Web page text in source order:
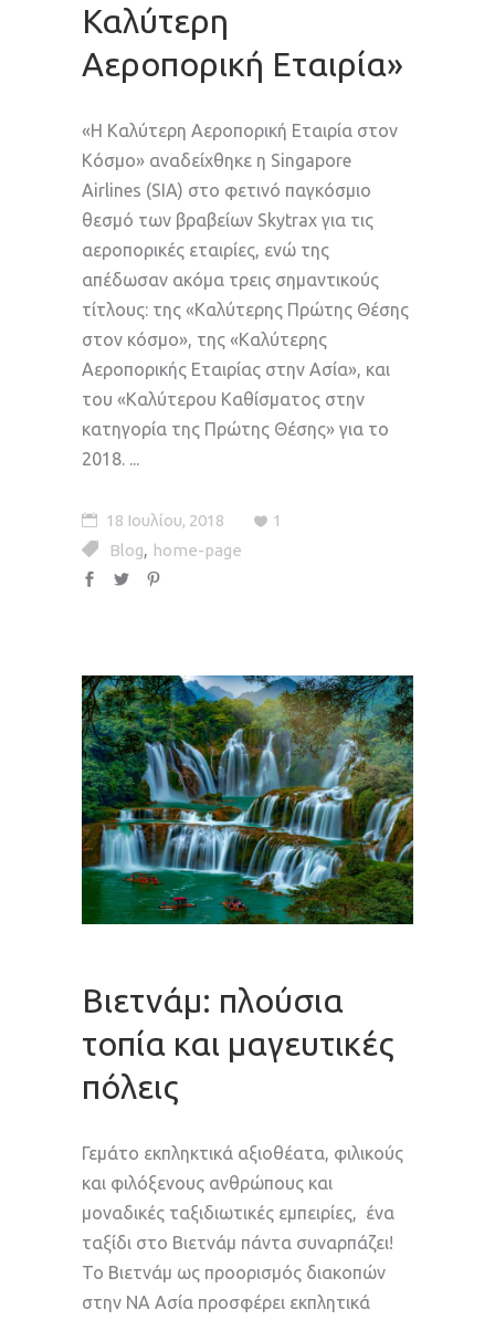
Καλύτερη
Αεροπορική Εταιρία»
«Η Καλύτερη Αεροπορική Εταιρία στον
Κόσμο» αναδείχθηκε η Singapore
Airlines (SIA) στο φετινό παγκόσμιο
θεσμό των βραβείων Skytrax για τις
αεροπορικές εταιρίες, ενώ της
απέδωσαν ακόμα τρεις σημαντικούς
τίτλους: της «Καλύτερης Πρώτης Θέσης
στον κόσμο», της «Καλύτερης
Αεροπορικής Εταιρίας στην Ασία», και
του «Καλύτερου Καθίσματος στην
κατηγορία της Πρώτης Θέσης» για το
2018.
18 Ιουλίου, 2018
1
Blog, home-page
Βιετνάμ: πλούσια
τοπία και μαγευτικές
πόλεις
Γεμάτο εκπληκτικά αξιοθέατα, φιλικούς
και φιλόξενους ανθρώπους και
μοναδικές ταξιδιωτικές εμπειρίες, ένα
ταξίδι στο Βιετνάμ πάντα συναρπάζει!
Το Βιετνάμ ως προορισμός διακοπών
στην ΝΑ Ασία προσφέρει εκπλητικά